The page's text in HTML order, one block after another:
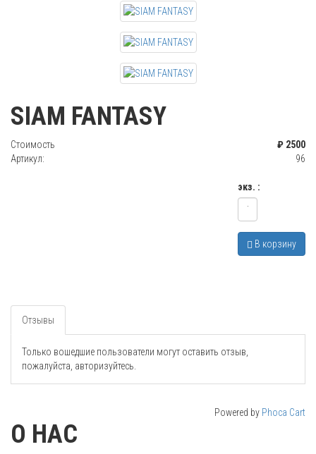
SIAM FANTASY
Стоимость
₽ 2500
Артикул:
96
экз. :
В корзину
Отзывы
Только вошедшие пользователи могут оставить отзыв,
пожалуйста, авторизуйтесь.
Powered by Phoca Cart
О НАС